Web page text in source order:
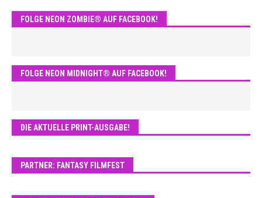
FOLGE NEON ZOMBIE® AUF FACEBOOK!
FOLGE NEON MIDNIGHT® AUF FACEBOOK!
DIE AKTUELLE PRINT-AUSGABE!
PARTNER: FANTASY FILMFEST